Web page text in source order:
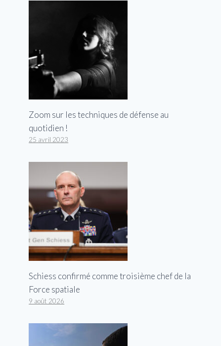
Zoom sur les techniques de défense au
quotidien !
25 avril 2023
Schiess confirmé comme troisième chef de la
Force spatiale
9 août 2026